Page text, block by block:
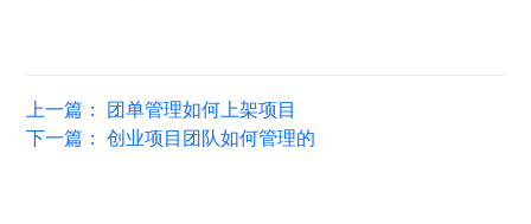
上一篇： 团单管理如何上架项目
下一篇：创业项目团队如何管理的